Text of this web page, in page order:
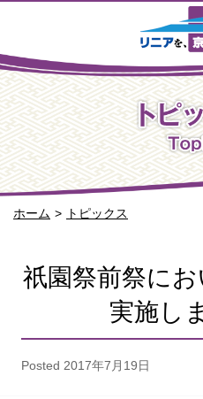
ホーム トピックス
祇園祭前祭に
実施し
Posted 2017年7月19日